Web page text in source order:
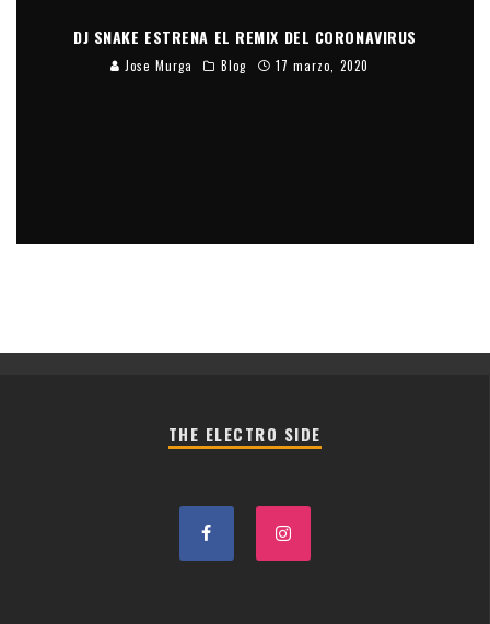
DJ SNAKE ESTRENA EL REMIX DEL CORONAVIRUS
Jose Murga Blog 17 marzo, 2020
THE ELECTRO SIDE